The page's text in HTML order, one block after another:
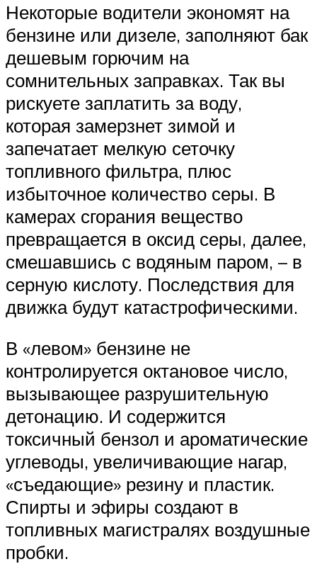
Некоторые водители экономят на
бензине или дизеле, заполняют бак
дешевым горючим на
сомнительных заправках. Так вы
рискуете заплатить за воду,
которая замерзнет зимой и
запечатает мелкую сеточку
топливного фильтра, плюс
избыточное количество серы. В
камерах сгорания вещество
превращается в оксид серы, далее,
смешавшись с водяным паром, – в
серную кислоту. Последствия для
движка будут катастрофическими.
В «левом» бензине не
контролируется октановое число,
вызывающее разрушительную
детонацию. И содержится
токсичный бензол и ароматические
углеводы, увеличивающие нагар,
«съедающие» резину и пластик.
Спирты и эфиры создают в
топливных магистралях воздушные
пробки.